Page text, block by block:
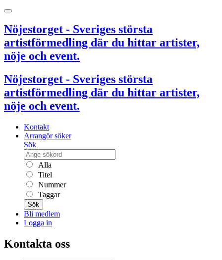
Nöjestorget - Sveriges största
artistförmedling där du hittar artister,
nöje och event.
Nöjestorget - Sveriges största
artistförmedling där du hittar artister,
nöje och event.
Kontakt
Arrangör söker
Sök
Alla
Titel
Nummer
Taggar
Sök
Bli medlem
Logga in
Kontakta oss